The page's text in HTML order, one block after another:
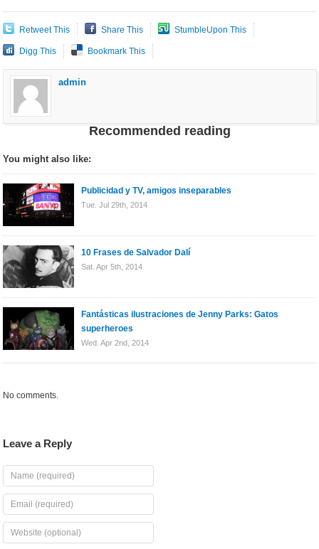
Retweet This Share This StumbleUpon This
Digg This Bookmark This
admin
Recommended reading
You might also like:
Publicidad y TV, amigos inseparables
Tue. Jul 29th, 2014
10 Frases de Salvador Dalí
Sat. Apr 5th, 2014
Fantásticas ilustraciones de Jenny Parks: Gatos
superheroes
Wed. Apr 2nd, 2014
No comments.
Leave a Reply